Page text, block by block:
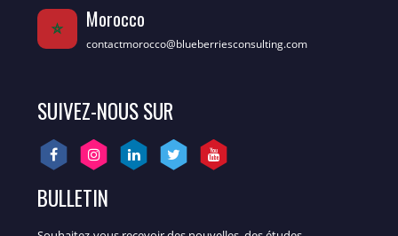
Morocco
contactmorocco@blueberriesconsulting.com
SUIVEZ-NOUS SUR
BULLETIN